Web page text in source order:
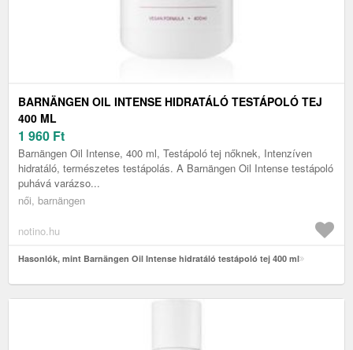
BARNÄNGEN OIL INTENSE HIDRATÁLÓ TESTÁPOLÓ TEJ
400 ML
1 960 Ft
Barnängen Oil Intense, 400 ml, Testápoló tej nőknek, Intenzíven
hidratáló, természetes testápolás. A Barnängen Oil Intense testápoló
puhává varázso...
női, barnängen
notino.hu
Hasonlók, mint Barnängen Oil Intense hidratáló testápoló tej 400 ml